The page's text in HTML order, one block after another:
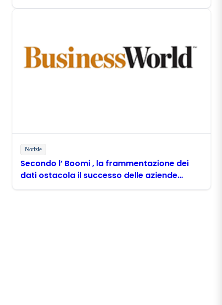
Notizie
Secondo l’ Boomi , la frammentazione dei
dati ostacola il successo delle aziende
filippine nell’ambito dell’ AI